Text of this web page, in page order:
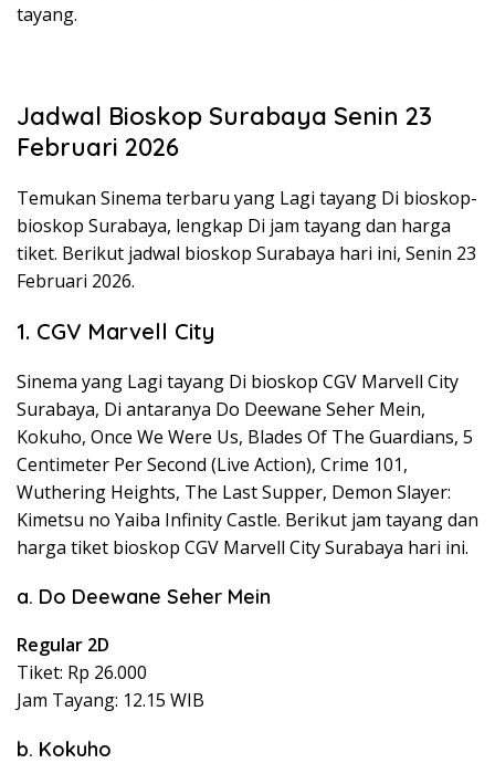
tayang.
Jadwal Bioskop Surabaya Senin 23
Februari 2026
Temukan Sinema terbaru yang Lagi tayang Di bioskop-
bioskop Surabaya, lengkap Di jam tayang dan harga
tiket. Berikut jadwal bioskop Surabaya hari ini, Senin 23
Februari 2026.
1. CGV Marvell City
Sinema yang Lagi tayang Di bioskop CGV Marvell City
Surabaya, Di antaranya Do Deewane Seher Mein,
Kokuho, Once We Were Us, Blades Of The Guardians, 5
Centimeter Per Second (Live Action), Crime 101,
Wuthering Heights, The Last Supper, Demon Slayer:
Kimetsu no Yaiba Infinity Castle. Berikut jam tayang dan
harga tiket bioskop CGV Marvell City Surabaya hari ini.
a. Do Deewane Seher Mein
Regular 2D
Tiket: Rp 26.000
Jam Tayang: 12.15 WIB
b. Kokuho